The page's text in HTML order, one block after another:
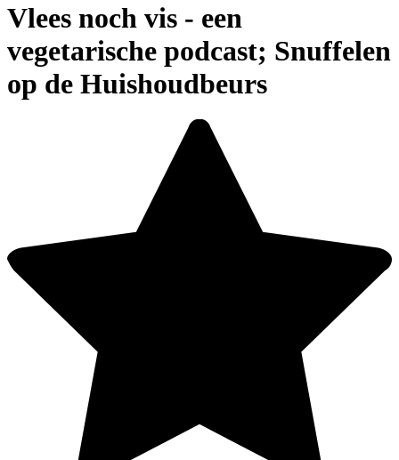
Vlees noch vis - een
vegetarische podcast; Snuffelen
op de Huishoudbeurs